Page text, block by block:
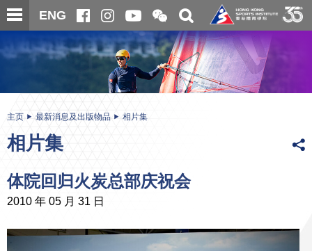
跳
至
内
ENG
开
合
微
信
二
维
码
关
搜
寻
内
主页 最新消息及出版物品 相片集
相片集
体院回归火炭总部庆祝会
2010 年 05 月 31 日